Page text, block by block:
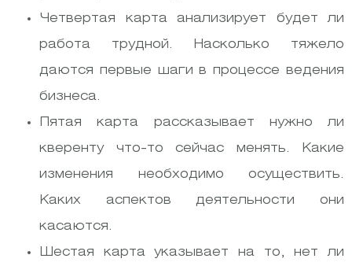
Четвертая карта анализирует будет ли
работа трудной. Насколько тяжело
даются первые шаги в процессе ведения
бизнеса.
Пятая карта рассказывает нужно ли
кверенту что-то сейчас менять. Какие
изменения необходимо осуществить.
Каких аспектов деятельности они
касаются.
Шестая карта указывает на то, нет ли